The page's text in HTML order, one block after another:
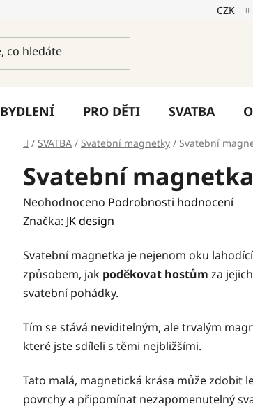
CZK
BYDLENÍ PRO DĚTI SVATBA
Domů
/ SVATBA / Svatební magnetky / Svatební
Svatební
Průměrné
hodnocení
je
0,0
z
hvězdiček.
Neohodnoceno Podrobnosti hodnocení
Značka: JK design
Svatební magnetka je nejenom oku
způsobem, jak poděkovat hostům za
svatební pohádky.
Tím se stává neviditelným, ale trvalým
které jste sdíleli s těmi nejbližšími.
Tato malá, magnetická krása může zdobit
povrchy a připomínat nezapomenutelný